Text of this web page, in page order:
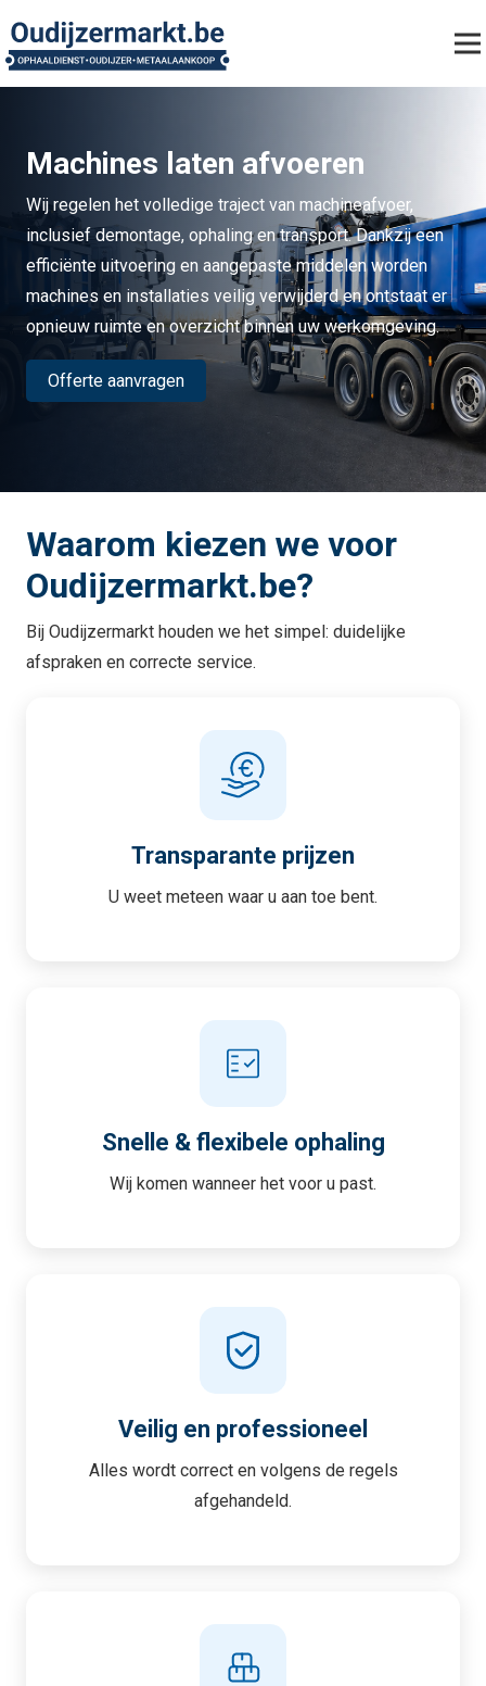
Machines laten afvoeren
Wij regelen het volledige traject van machineafvoer,
inclusief demontage, ophaling en transport. Dankzij een
efficiënte uitvoering en aangepaste middelen worden
machines en installaties veilig verwijderd en ontstaat er
opnieuw ruimte en overzicht binnen uw werkomgeving.
Offerte aanvragen
Waarom kiezen we voor
Oudijzermarkt.be?
Bij Oudijzermarkt houden we het simpel: duidelijke
afspraken en correcte service.
Transparante prijzen
U weet meteen waar u aan toe bent.
Snelle & flexibele ophaling
Wij komen wanneer het voor u past.
Veilig en professioneel
Alles wordt correct en volgens de regels
afgehandeld.